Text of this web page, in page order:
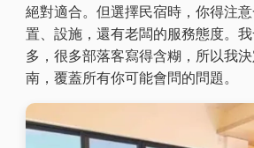
絕對適合。但選擇民宿時，你得注
置、設施，還有老闆的服務態度。
多，很多部落客寫得含糊，所以我
南，覆蓋所有你可能會問的問題。